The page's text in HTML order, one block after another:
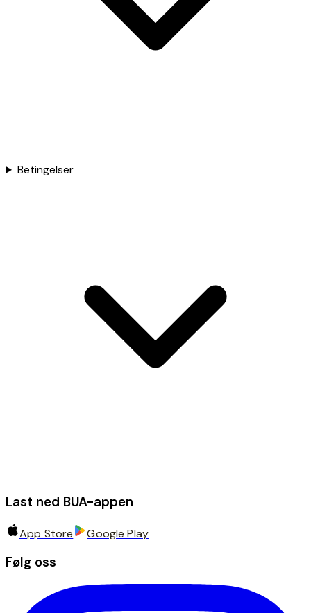
Betingelser
Last ned BUA-appen
App Store Google Play
Følg oss